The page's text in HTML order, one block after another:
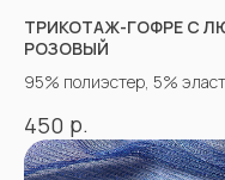
ТРИКОТАЖ-ГОФРЕ С
РОЗОВЫЙ
95% полиэстер, 5%
450 р.
+7
помогут вам с выбором и
вопросы.